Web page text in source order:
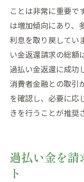
ことは非常に重要で
は増加傾向にあり、
利息を取り戻してい
い金返還請求の総額
過払い金返還に成功
消費者金融との取引
を確認し、必要に応
きを行うことが推奨
過払い金を請
ト